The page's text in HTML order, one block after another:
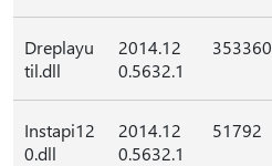
Dreplayu
til.dll
2014.12
0.5632.1
353360
Instapi12
0.dll
2014.12
0.5632.1
51792